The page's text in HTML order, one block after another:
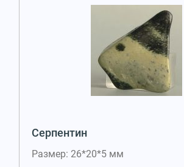
Серпентин
Размер: 26*20*5 мм